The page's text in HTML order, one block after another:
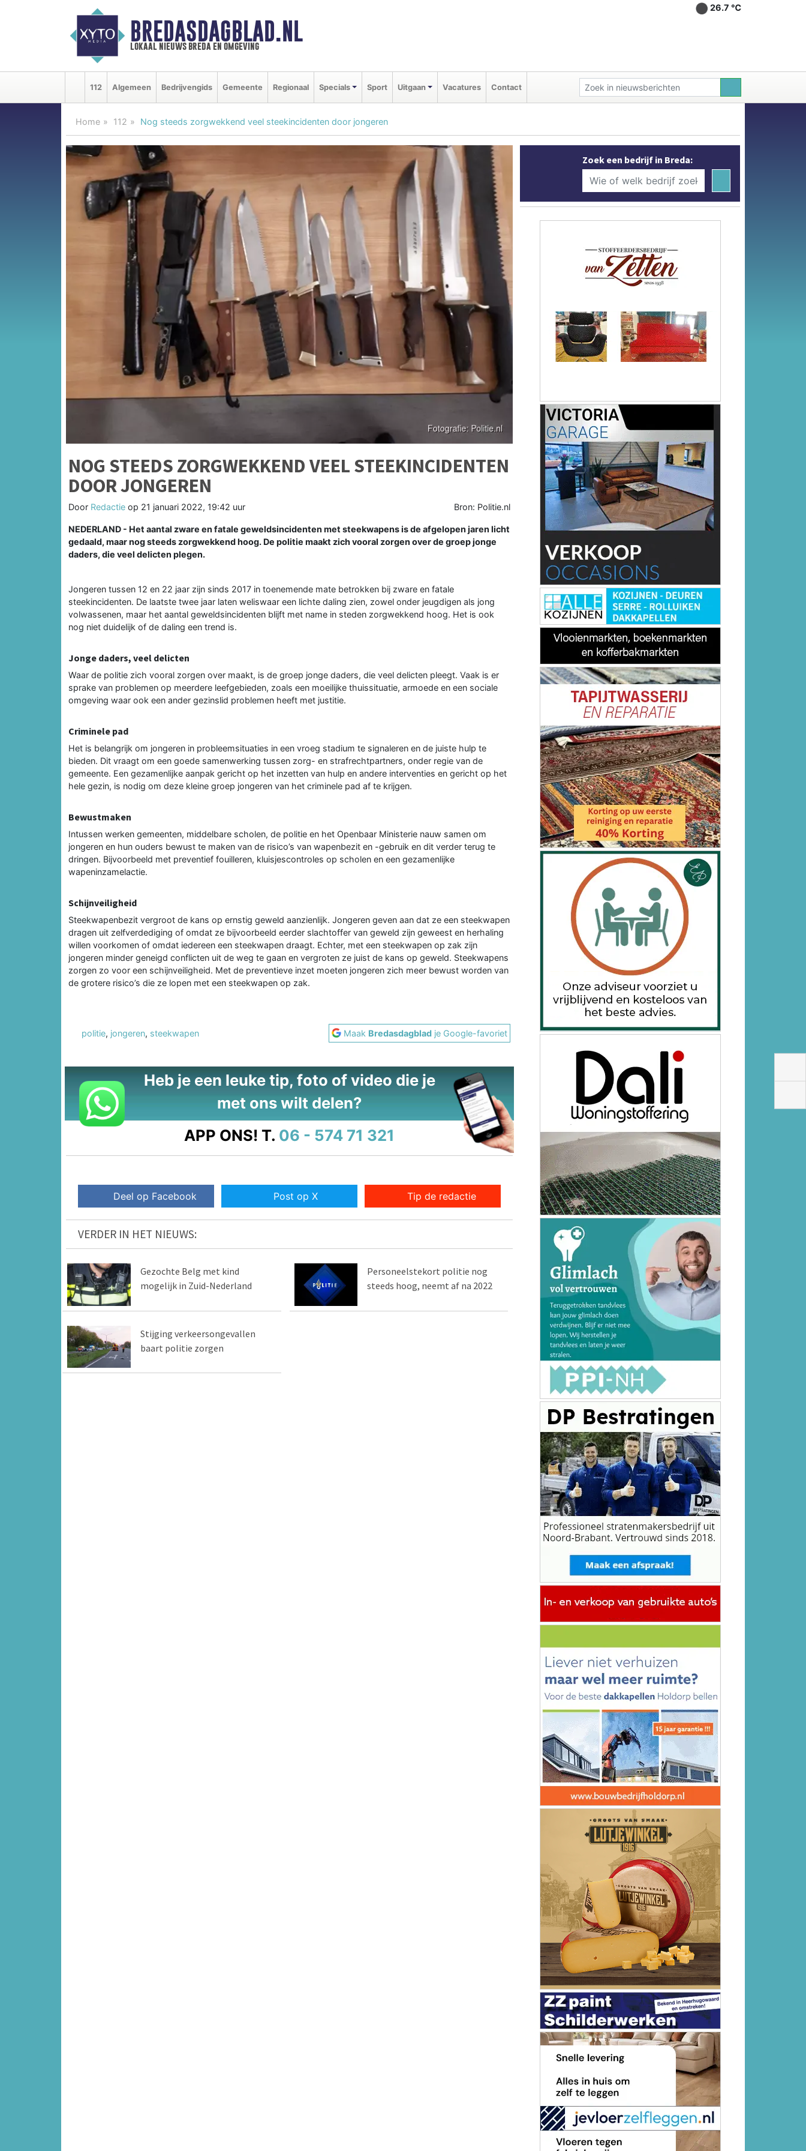
BREDASDAGBLAD.NL
lokaal nieuws breda en omgeving
26.7 ℃
112 Algemeen Bedrijvengids Gemeente Regionaal Specials Sport Uitgaan Vacatures Contact
Home 112 Nog steeds zorgwekkend veel steekincidenten door jongeren
NOG STEEDS ZORGWEKKEND VEEL STEEKINCIDENTEN
DOOR JONGEREN
Door Redactie op 21 januari 2022, 19:42 uur Bron: Politie.nl
NEDERLAND - Het aantal zware en fatale geweldsincidenten met steekwapens is de afgelopen jaren licht
gedaald, maar nog steeds zorgwekkend hoog. De politie maakt zich vooral zorgen over de groep jonge
daders, die veel delicten plegen.
Jongeren tussen 12 en 22 jaar zijn sinds 2017 in toenemende mate betrokken bij zware en fatale
steekincidenten. De laatste twee jaar laten weliswaar een lichte daling zien, zowel onder jeugdigen als jong
volwassenen, maar het aantal geweldsincidenten blijft met name in steden zorgwekkend hoog. Het is ook
nog niet duidelijk of de daling een trend is.
Jonge daders, veel delicten
Waar de politie zich vooral zorgen over maakt, is de groep jonge daders, die veel delicten pleegt. Vaak is er
sprake van problemen op meerdere leefgebieden, zoals een moeilijke thuissituatie, armoede en een sociale
omgeving waar ook een ander gezinslid problemen heeft met justitie.
Criminele pad
Het is belangrijk om jongeren in probleemsituaties in een vroeg stadium te signaleren en de juiste hulp te
bieden. Dit vraagt om een goede samenwerking tussen zorg- en strafrechtpartners, onder regie van de
gemeente. Een gezamenlijke aanpak gericht op het inzetten van hulp en andere interventies en gericht op het
hele gezin, is nodig om deze kleine groep jongeren van het criminele pad af te krijgen.
Bewustmaken
Intussen werken gemeenten, middelbare scholen, de politie en het Openbaar Ministerie nauw samen om
jongeren en hun ouders bewust te maken van de risico’s van wapenbezit en -gebruik en dit verder terug te
dringen. Bijvoorbeeld met preventief fouilleren, kluisjescontroles op scholen en een gezamenlijke
wapeninzamelactie.
Schijnveiligheid
Steekwapenbezit vergroot de kans op ernstig geweld aanzienlijk. Jongeren geven aan dat ze een steekwapen
dragen uit zelfverdediging of omdat ze bijvoorbeeld eerder slachtoffer van geweld zijn geweest en herhaling
willen voorkomen of omdat iedereen een steekwapen draagt. Echter, met een steekwapen op zak zijn
jongeren minder geneigd conflicten uit de weg te gaan en vergroten ze juist de kans op geweld. Steekwapens
zorgen zo voor een schijnveiligheid. Met de preventieve inzet moeten jongeren zich meer bewust worden van
de grotere risico’s die ze lopen met een steekwapen op zak.
politie, jongeren, steekwapen Maak Bredasdagblad je Google-favoriet
Heb je een leuke tip, foto of video die je
met ons wilt delen?
APP ONS! T. 06 - 574 71 321
Deel op Facebook Post op X Tip de redactie
VERDER IN HET NIEUWS:
Gezochte Belg met kind
mogelijk in Zuid-Nederland
Personeelstekort politie nog
steeds hoog, neemt af na 2022
Stijging verkeersongevallen
baart politie zorgen
Zoek een bedrijf in Breda: